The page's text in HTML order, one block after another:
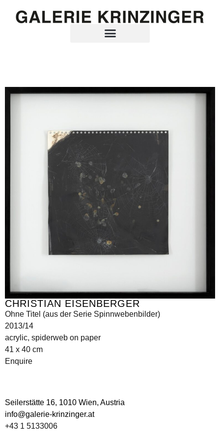
CHRISTIAN EISENBERGER
Ohne Titel (aus der Serie Spinnwebenbilder)
2013/14
acrylic, spiderweb on paper
41 x 40 cm
Enquire
Seilerstätte 16, 1010 Wien, Austria
info@galerie-krinzinger.at
+43 1 5133006